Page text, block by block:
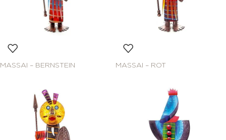
MASSAI – BERNSTEIN MASSAI – ROT